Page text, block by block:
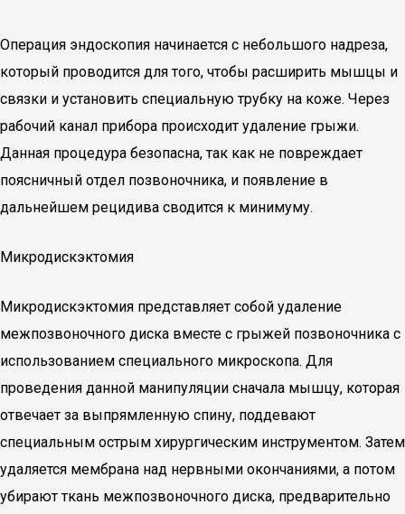
Операция эндоскопия начинается с небольшого надреза,
который проводится для того, чтобы расширить мышцы и
связки и установить специальную трубку на коже. Через
рабочий канал прибора происходит удаление грыжи.
Данная процедура безопасна, так как не повреждает
поясничный отдел позвоночника, и появление в
дальнейшем рецидива сводится к минимуму.
Микродискэктомия
Микродискэктомия представляет собой удаление
межпозвоночного диска вместе с грыжей позвоночника с
использованием специального микроскопа. Для
проведения данной манипуляции сначала мышцу, которая
отвечает за выпрямленную спину, поддевают
специальным острым хирургическим инструментом. Затем
удаляется мембрана над нервными окончаниями, а потом
убирают ткань межпозвоночного диска, предварительно